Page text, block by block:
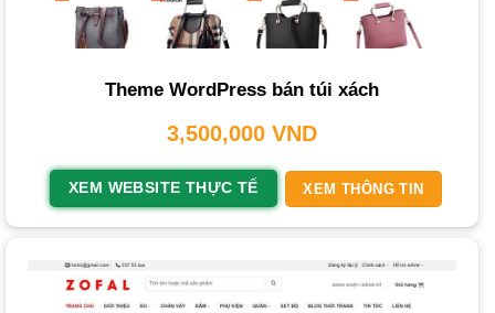
thời, website giúp bạn tiếp cận hàng triệu khách hàng tiềm
năng, vượt qua mọi giới hạn địa lý, từ đó mở rộng thị
Tăng Doanh Thu và Cải Thiện Dịch Vụ Khách Hàng
Website hoạt động như một kênh bán hàng chủ lực 24/7,
cho phép khách hàng mua sắm mọi lúc, mọi nơi. Các tính
năng tự động hóa quy trình đặt hàng, thanh toán và quản lý
doanh số. Bên cạnh đó, các công cụ tương tác như chat
Theme WordPress bán túi xách
3,500,000 VND
XEM WEBSITE THỰC TẾ XEM THÔNG TIN